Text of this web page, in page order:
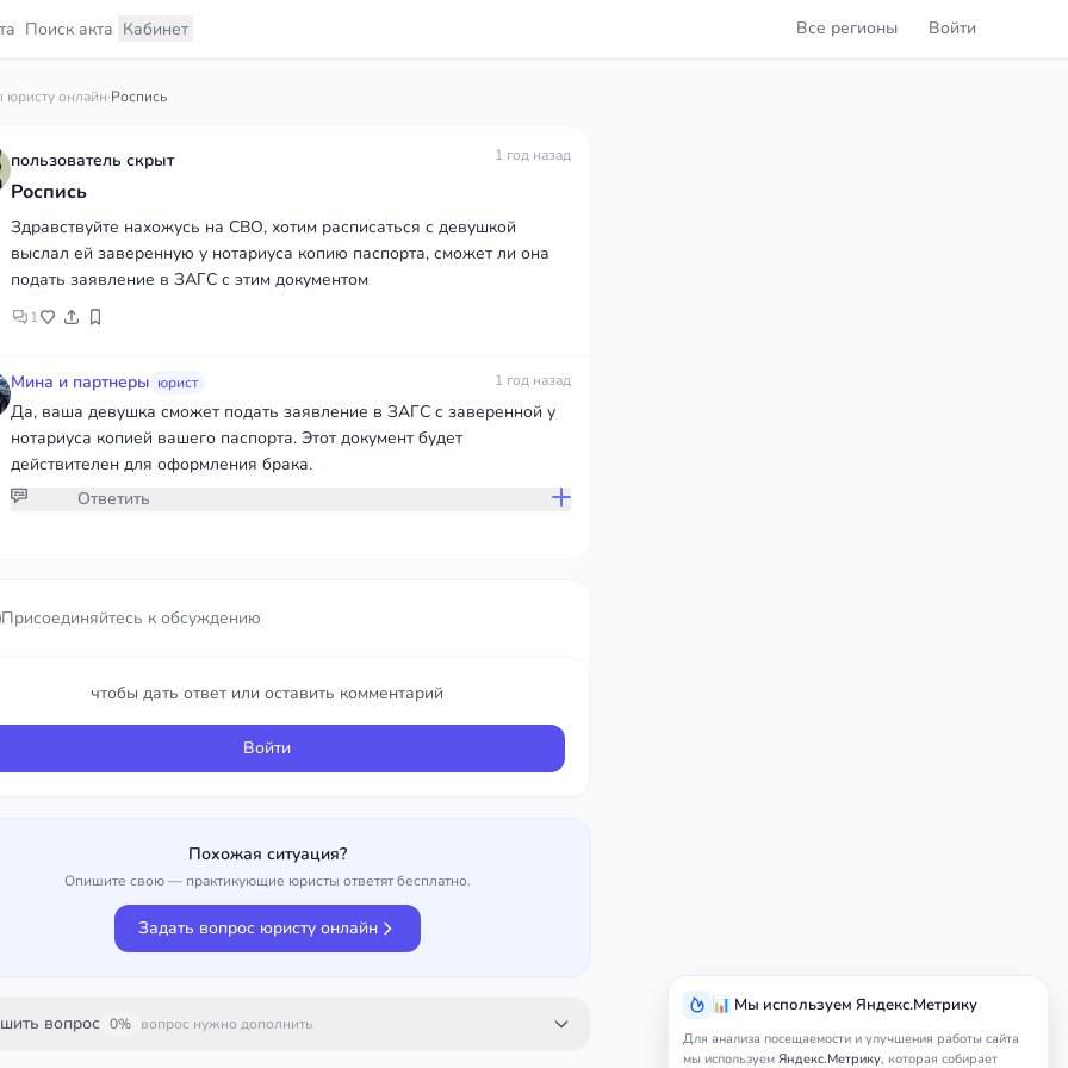
Поиск акта Кабинет Все регионы Войти
📊 Мы используем Яндекс.Метрику
Для анализа посещаемости и улучшения работы сайта
мы используем Яндекс.Метрику, которая собирает
онлайн·Роспись
пользователь скрыт 1 год назад
Роспись
Здравствуйте нахожусь на СВО, хотим расписаться с девушкой
выслал ей заверенную у нотариуса копию паспорта, сможет ли она
подать заявление в ЗАГС с этим документом
1
Мина и партнеры юрист 1 год назад
Да, ваша девушка сможет подать заявление в ЗАГС с заверенной у
нотариуса копией вашего паспорта. Этот документ будет
действителен для оформления брака.
Ответить
Войти
Присоединяйтесь к обсуждению
чтобы дать ответ или оставить комментарий
Войти
Похожая ситуация?
Опишите свою — практикующие юристы ответят бесплатно.
Задать вопрос юристу онлайн
вопрос 0% вопрос нужно дополнить